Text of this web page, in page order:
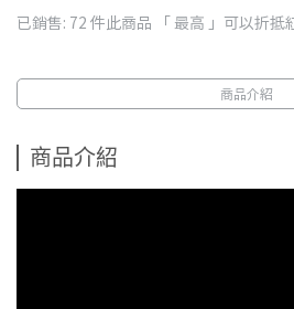
已銷售: 72 件此商品 「 最高 」可以折抵
商品介紹
商品介紹